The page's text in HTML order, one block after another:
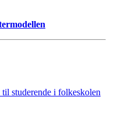
til studerende i folkeskolen